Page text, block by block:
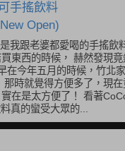
手搖飲料
Open)
我跟老婆都愛喝的手搖飲
買東西的時候， 赫然發現
在今年五月的時候，竹北
那時就覺得方便多了，現
在是太方便了！ 看著
真的蠻受大眾的...